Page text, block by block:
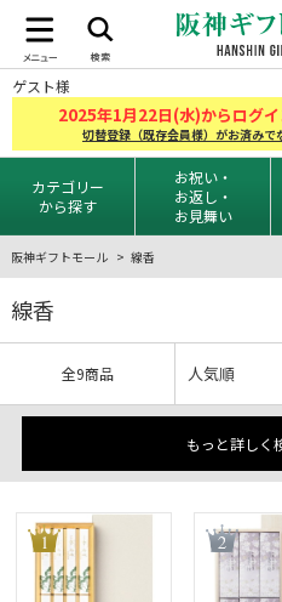
ゲスト様
2025年1月22日(水)からログ
切替登録（既存会員様）がお済みで
カテゴリー
から探す
お祝い・
お返し・
お見舞い
阪神ギフトモール 線香
線香
全9商品
もっと詳しく